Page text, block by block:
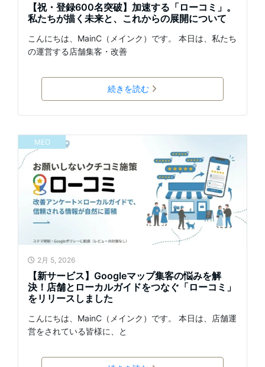
【祝・登録600名突破】加速する「ローコミ」。
私たちが描く未来と、これからの展開について
こんにちは、MainC（メインク）です。 本日は、私たち
の運営する店舗集客・改善
続きを読む
MEO
2月 5, 2026
【新サービス】Googleマップ集客の悩みを解
決！店舗とローカルガイドをつなぐ「ローコミ」
をリリースしました
こんにちは、MainC（メインク）です。 本日は、店舗運
営をされている皆様に、と